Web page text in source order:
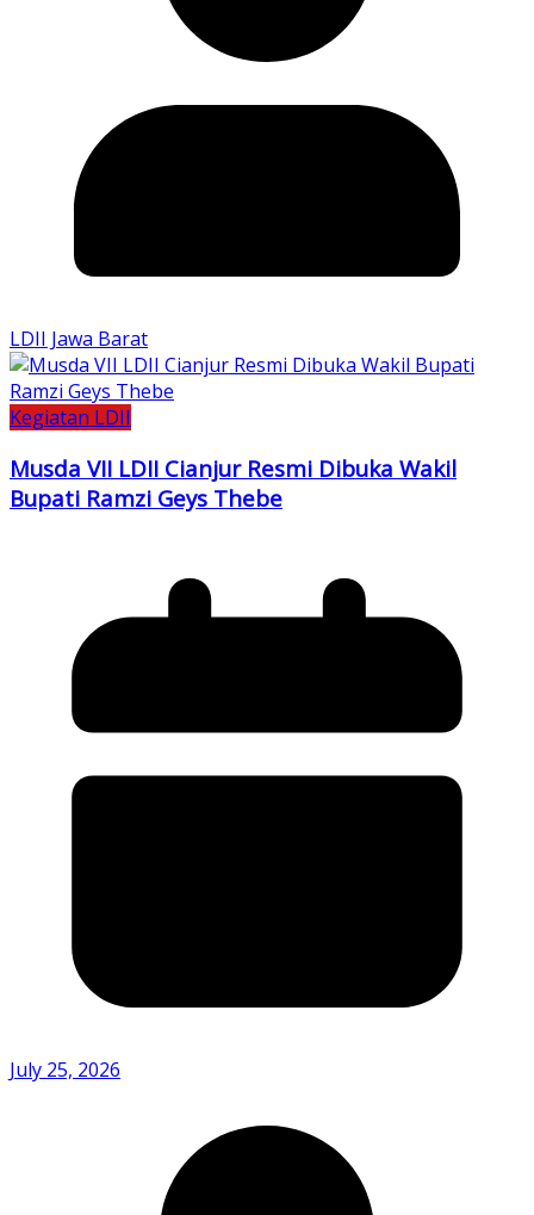
LDII Jawa Barat
Kegiatan LDII
Musda VII LDII Cianjur Resmi Dibuka Wakil
Bupati Ramzi Geys Thebe
July 25, 2026